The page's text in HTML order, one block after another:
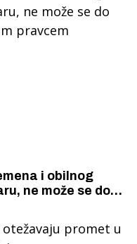
i obilnog
ne može se do